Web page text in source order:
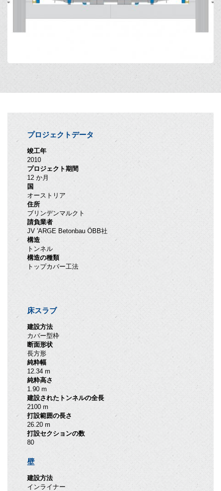
プロジェクトデータ
竣工年
2010
プロジェクト期間
12 か月
国
オーストリア
住所
ブリンデンマルクト
請負業者
JV 'ARGE Betonbau ÖBB社
構造
トンネル
構造の種類
トップカバー工法
床スラブ
建設方法
カバー型枠
断面形状
長方形
純粋幅
12.34 m
純粋高さ
1.90 m
建設されたトンネルの全長
2100 m
打設範囲の長さ
26.20 m
打設セクションの数
80
壁
建設方法
インライナー